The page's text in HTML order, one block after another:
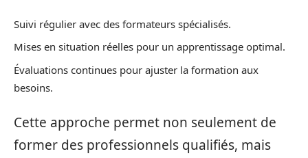
Suivi régulier avec des formateurs spécialisés.
Mises en situation réelles pour un apprentissage optimal.
Évaluations continues pour ajuster la formation aux
besoins.
Cette approche permet non seulement de
former des professionnels qualifiés, mais